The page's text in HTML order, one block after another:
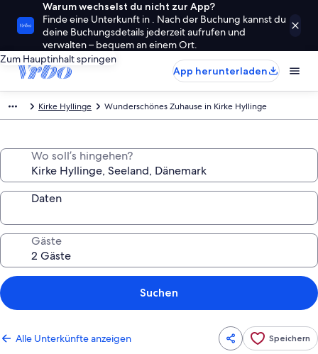
Warum wechselst du nicht zur App?
Finde eine Unterkunft in . Nach der Buchung kannst du
deine Buchungsdetails jederzeit aufrufen und
verwalten – bequem an einem Ort.
Zum Hauptinhalt springen
App herunterladen
Kirke Hyllinge Wunderschönes Zuhause in Kirke Hyllinge
Wo soll’s hingehen?
Daten
Gäste
Suchen
Alle Unterkünfte anzeigen Speichern